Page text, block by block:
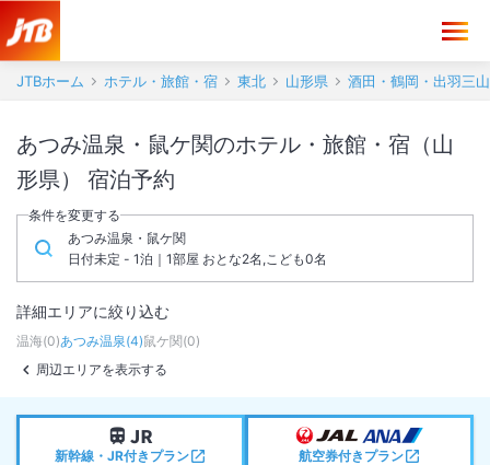
JTBホーム ホテル・旅館・宿 東北 山形県 酒田・鶴岡・出羽三山
あつみ温泉・鼠ケ関のホテル・旅館・宿（山
形県） 宿泊予約
条件を変更する
あつみ温泉・鼠ケ関
日付未定 - 1泊｜1部屋 おとな2名,こども0名
詳細エリアに絞り込む
温海(0)あつみ温泉(4)鼠ケ関(0)
周辺エリアを表示する
新幹線・JR付きプラン 航空券付きプラン